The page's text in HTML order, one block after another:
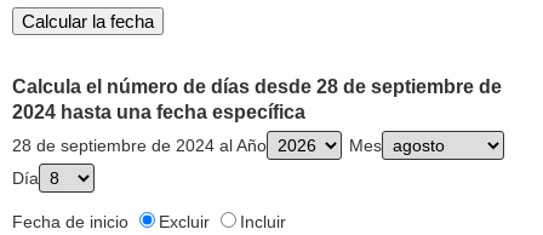
Calcula el número de días desde 28 de septiembre de
2024 hasta una fecha específica
28 de septiembre de 2024 al Año
Mes
Día
Fecha de inicio Excluir Incluir